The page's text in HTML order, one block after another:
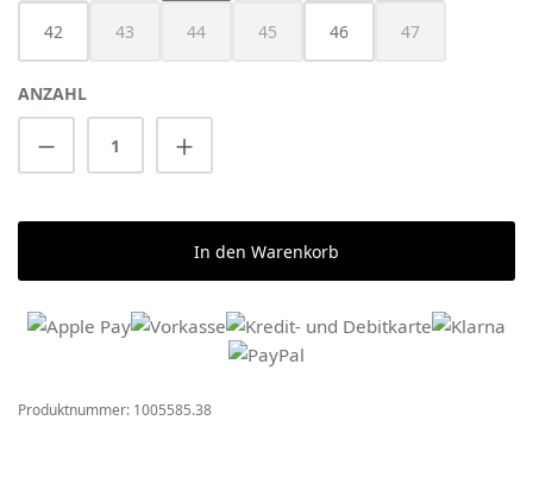
42 43
(Diese Option ist zurzeit nicht verfügbar.)
44
(Diese Option ist zurzeit nicht verfügbar.)
45
(Diese Option ist zurzeit nicht
46 47
(Diese Option ist
ANZAHL
Produkt Anzahl: Gib den gewünschten
In den Warenkorb
Produktnummer: 1005585.38